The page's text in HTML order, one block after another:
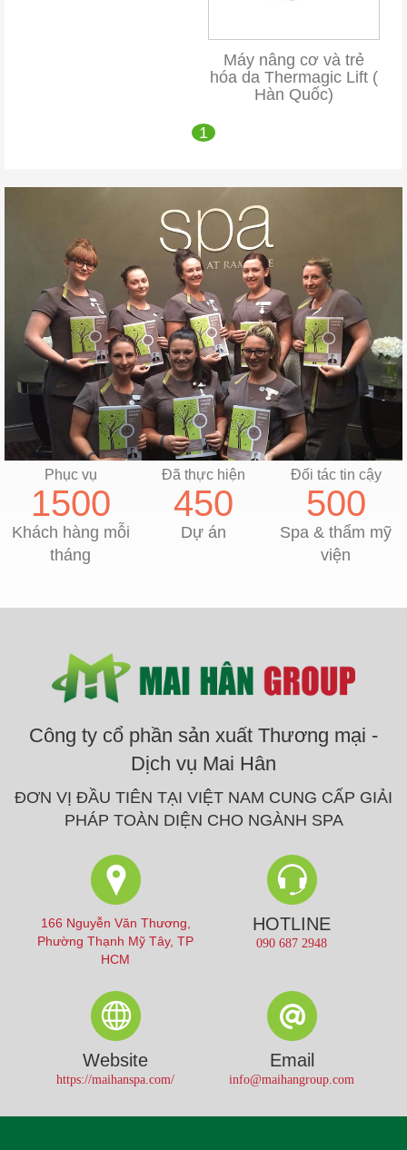
Máy nâng cơ và trẻ
hóa da Thermagic Lift (
Hàn Quốc)
1
Phục vụ
1500
Khách hàng mỗi
tháng
Đã thực hiện
450
Dự án
Đối tác tin cậy
500
Spa & thẩm mỹ
viện
Công ty cổ phần sản xuất Thương mại -
Dịch vụ Mai Hân
ĐƠN VỊ ĐẦU TIÊN TẠI VIỆT NAM CUNG CẤP GIẢI
PHÁP TOÀN DIỆN CHO NGÀNH SPA
166 Nguyễn Văn Thương,
Phường Thạnh Mỹ Tây, TP
HCM
HOTLINE
090 687 2948
Website
https://maihanspa.com/
Email
info@maihangroup.com